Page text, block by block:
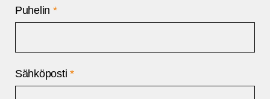
Puhelin *
Sähköposti*